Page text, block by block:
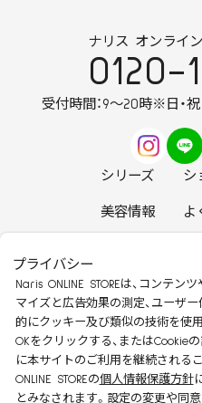
ナリス オンライ
0120-
受付時間：9～20時※日・祝
シリーズ シ
美容情報 よ
安心して安全にご
特定商取引法に基
個人情報保護
プライバシー
Naris ONLINE STOREは、コンテン
マイズと広告効果の測定、ユーザー
的にクッキー及び類似の技術を使
OKをクリックする、またはCookie
に本サイトのご利用を継続される
ONLINE STOREの個人情報保護方針
とみなされます。設定の変更や同